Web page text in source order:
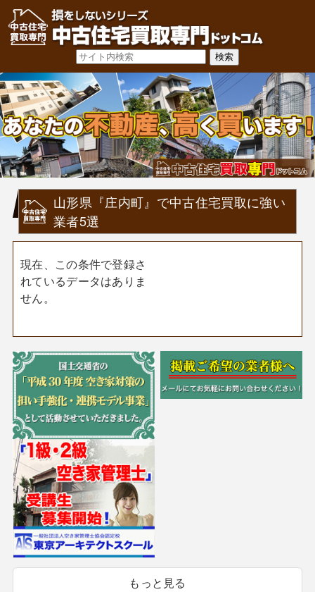
山形県『庄内町』で中古住宅買取に強い
業者5選
現在、この条件で登録さ
れているデータはありま
せん。
もっと見る